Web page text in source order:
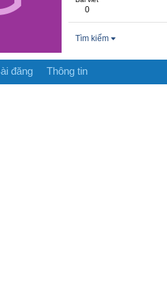
0
Tìm kiếm
đăng Thông tin